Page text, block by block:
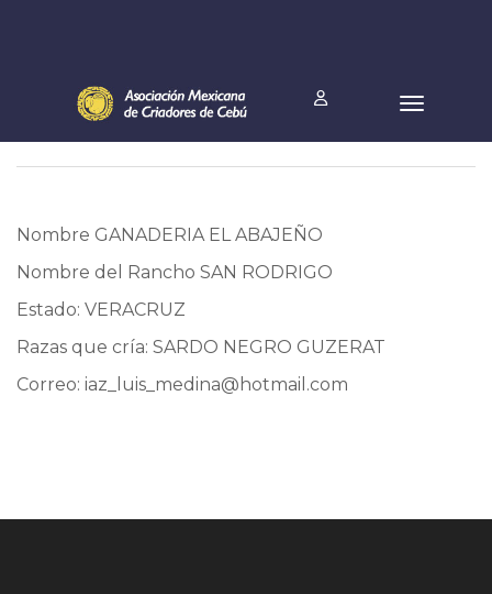
Nombre GANADERIA EL ABAJEÑO
Nombre del Rancho SAN RODRIGO
Estado: VERACRUZ
Razas que cría: SARDO NEGRO GUZERAT
Correo: iaz_luis_medina@hotmail.com